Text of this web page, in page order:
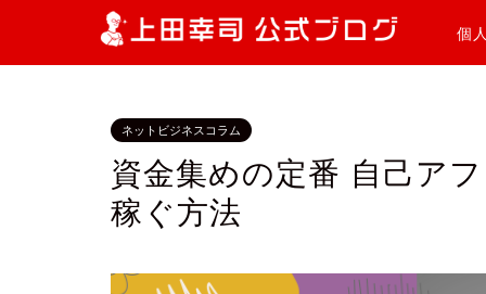
個
ネットビジネスコラム
資金集めの定番 自己ア
稼ぐ方法